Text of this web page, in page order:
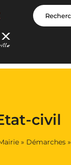
civil
» Démarches»
cookies